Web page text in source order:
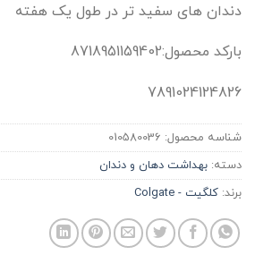
دندان های سفید تر در طول یک هفته
بارکد محصول:8718951159402
7891024124826
شناسه محصول: 010580036
دسته: بهداشت دهان و دندان
برند: کلگیت - Colgate